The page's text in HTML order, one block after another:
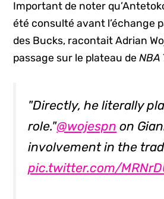
Important de noter
été consulté avant l’échange
des Bucks, racontait Adrian
passage sur le plateau deNBA
"Directly, he literally
role."@wojespn on
involvement in the
pic.twitter.com/